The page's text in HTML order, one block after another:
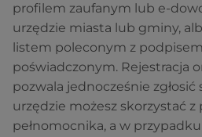
profilem zaufanym lub e-
urzędzie miasta lub gminy,
listem poleconym z
poświadczonym. Rejestracja
pozwala jednocześnie zgłosić
urzędzie możesz skorzystać z
pełnomocnika, a w